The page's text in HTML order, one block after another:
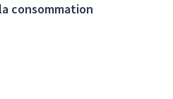
consommation